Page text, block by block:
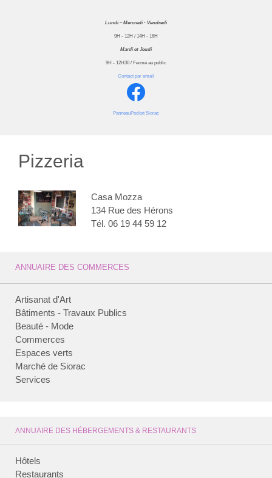
Lundi – Mercredi - Vendredi
9H - 12H / 14H - 16H
Mardi et Jeudi
9H - 12H30 / Fermé au public
Contact par email
PanneauPocket Siorac
Pizzeria
Casa Mozza
134 Rue des Hérons
Tél. 06 19 44 59 12
ANNUAIRE DES COMMERCES
Artisanat d'Art
Bâtiments - Travaux Publics
Beauté - Mode
Commerces
Espaces verts
Marché de Siorac
Services
ANNUAIRE DES HÉBERGEMENTS & RESTAURANTS
Hôtels
Restaurants